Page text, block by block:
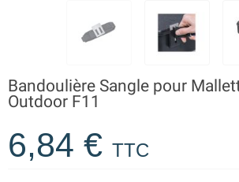
Bandoulière Sangle pour
Outdoor F11
6,84 € TTC